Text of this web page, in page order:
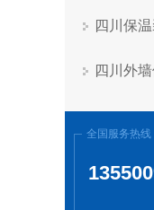
四川保
四川外
全国服务热线